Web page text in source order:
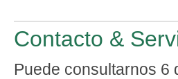
Contacto &
Puede consultarnos 6